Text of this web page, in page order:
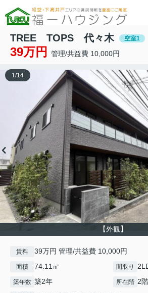
TREE TOPS 代々木 空室1
39万円 管理/共益費 10,000円
【外観】
1/14
賃料 39万円 管理/共益費 10,000円
面積 74.11㎡ 間取り
築年数 築2年 所在階 2